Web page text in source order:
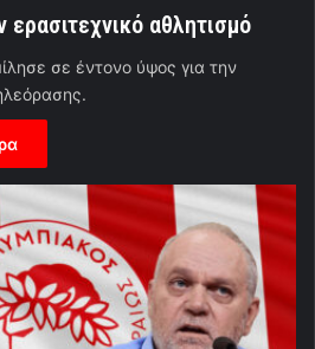
αθλητισμό
σε έντονο ύψος για την